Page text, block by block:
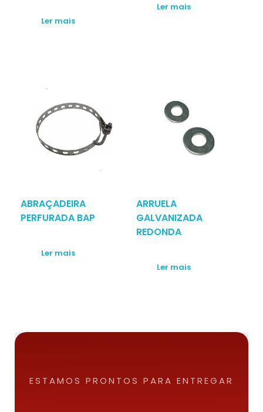
Ler mais
Ler mais
ABRAÇADEIRA
PERFURADA BAP
Ler mais
ARRUELA
GALVANIZADA
REDONDA
Ler mais
ESTAMOS PRONTOS PARA ENTREGAR